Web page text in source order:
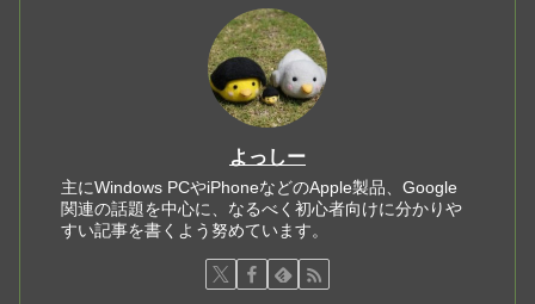
よっしー
主にWindows PCやiPhoneなどのApple製品、Google
関連の話題を中心に、なるべく初心者向けに分かりや
すい記事を書くよう努めています。